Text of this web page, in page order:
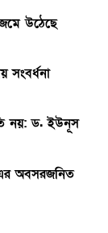
জমে উঠেছে
সংবর্ধনা
নয়: ড. ইউনূস
এর অবসরজনিত